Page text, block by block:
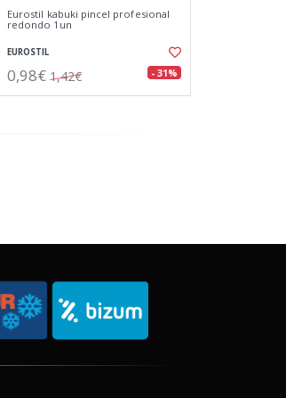
Eurostil kabuki pincel profesional
redondo 1un
EUROSTIL
0,98€ 1,42€ - 31%